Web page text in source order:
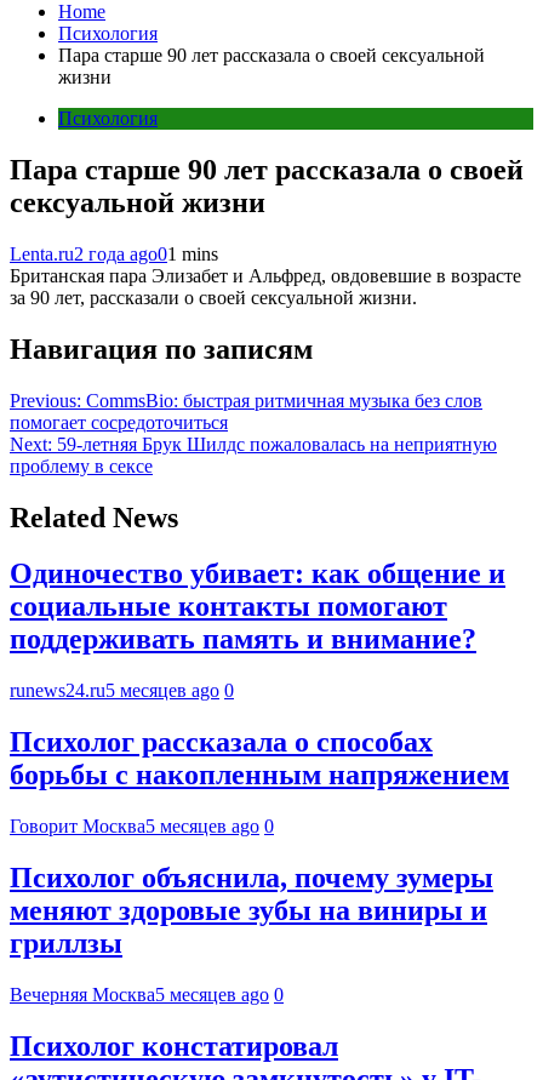
Home
Психология
Пара старше 90 лет рассказала о своей сексуальной
жизни
Психология
Пара старше 90 лет рассказала о своей
сексуальной жизни
Lenta.ru2 года ago01 mins
Британская пара Элизабет и Альфред, овдовевшие в возрасте
за 90 лет, рассказали о своей сексуальной жизни.
Навигация по записям
Previous: CommsBio: быстрая ритмичная музыка без слов
помогает сосредоточиться
Next: 59-летняя Брук Шилдс пожаловалась на неприятную
проблему в сексе
Related News
Одиночество убивает: как общение и
социальные контакты помогают
поддерживать память и внимание?
runews24.ru5 месяцев ago 0
Психолог рассказала о способах
борьбы с накопленным напряжением
Говорит Москва5 месяцев ago 0
Психолог объяснила, почему зумеры
меняют здоровые зубы на виниры и
гриллзы
Вечерняя Москва5 месяцев ago 0
Психолог констатировал